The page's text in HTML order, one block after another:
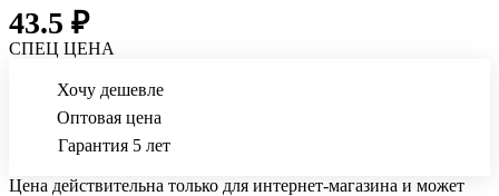
43.5 ₽
СПЕЦ ЦЕНА
Хочу дешевле
Оптовая цена
Гарантия 5 лет
Цена действительна только для интернет-магазина и может